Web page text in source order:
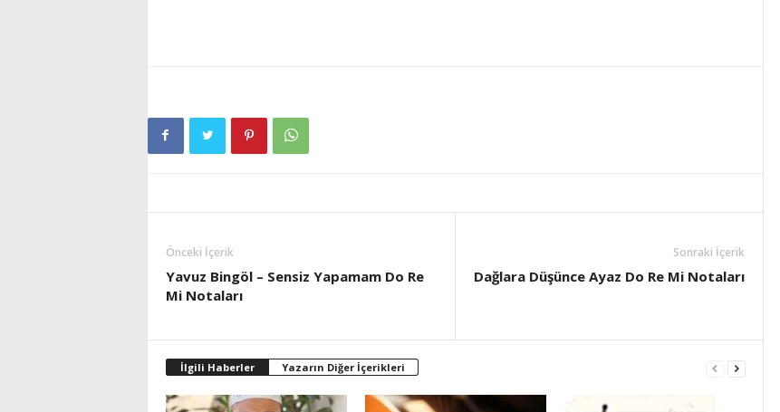
Önceki İçerik
Yavuz Bingöl – Sensiz Yapamam Do Re
Mi Notaları
Sonraki İçerik
Dağlara Düşünce Ayaz Do Re Mi Notaları
İlgili Haberler Yazarın Diğer İçerikleri